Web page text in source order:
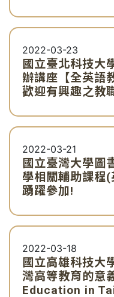
2022-03-23
國立臺北科技大
辦講座【全英語
歡迎有興趣之教
2022-03-21
國立臺灣大學圖
學相關輔助課程
踴躍參加!
2022-03-18
國立高雄科技大
灣高等教育的意
Education in